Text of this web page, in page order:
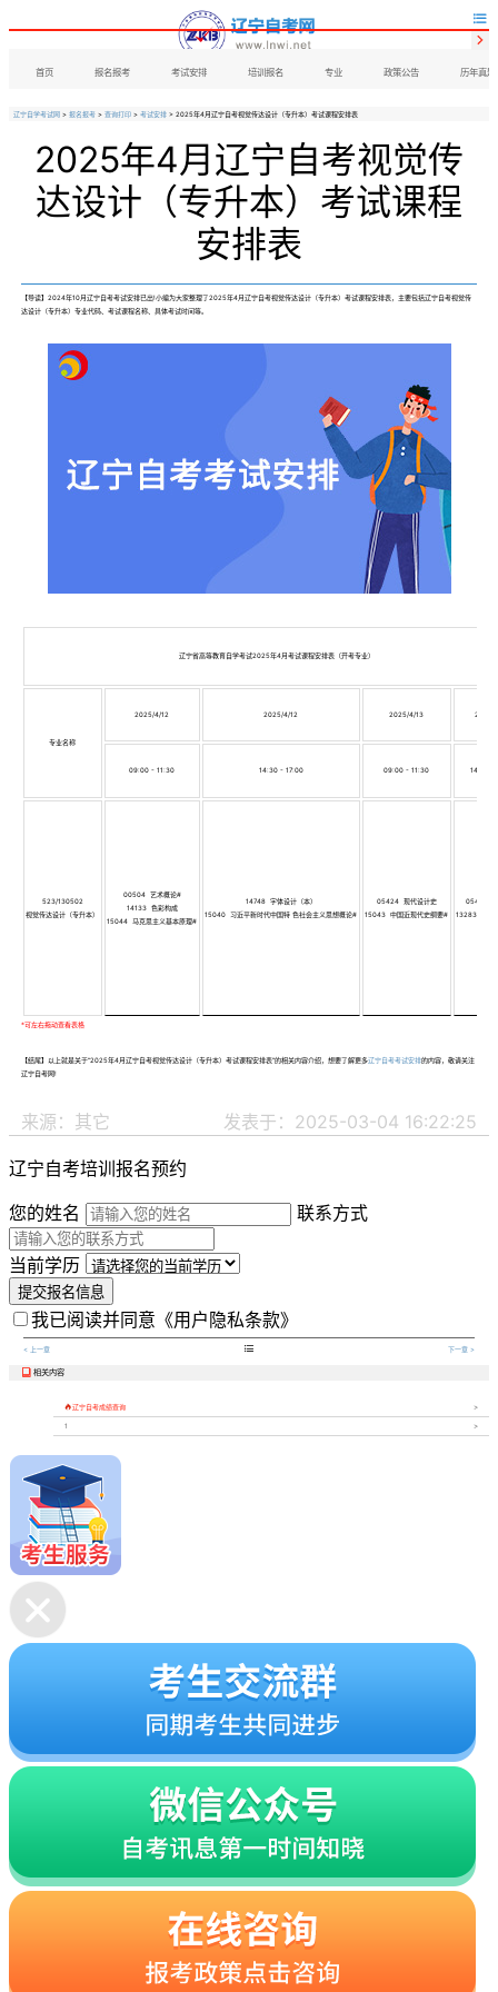

首页 报名报考 考试安排 培训报名 专业 政策公告 历年真题

辽宁自学考试网 > 报名报考 > 查询打印 > 考试安排 > 2025年4月辽宁自考视觉传达设计（专升本）考试课程安排表
2025年4月辽宁自考视觉传
达设计（专升本）考试课程
安排表
【导读】2024年10月辽宁自考考试安排已出!小编为大家整理了2025年4月辽宁自考视觉传达设计（专升本）考试课程安排表，主要包括辽宁自考视觉传
达设计（专升本）专业代码、考试课程名称、具体考试时间等。
辽宁省高等教育自学考试2025年4月考试课程安排表（开考专业）
专业名称
2025/4/12 2025/4/12 2025/4/13 2025/
09:00 - 11:30 14:30 - 17:00 09:00 - 11:30 14:30 -
523/130502
视觉传达设计（专升本）
00504 艺术概论#
14133 色彩构成
15044 马克思主义基本原理#
14748 字体设计（本）
15040 习近平新时代中国特 色社会主义思想概论#
05424 现代设计史
15043 中国近现代史纲要#
05421 图
13283 版面
【结尾】以上就是关于“2025年4月辽宁自考视觉传达设计（专升本）考试课程安排表”的相关内容介绍，想要了解更多辽宁自考考试安排的内容，敬请关注
辽宁自考网!
来源：其它 发表于：2025-03-04 16:22:25
辽宁自考培训报名预约
您的姓名
联系方式
当前学历
提交报名信息
我已阅读并同意 《用户隐私条款》
< 上一章  下一章 >
相关内容
辽宁自考成绩查询
1